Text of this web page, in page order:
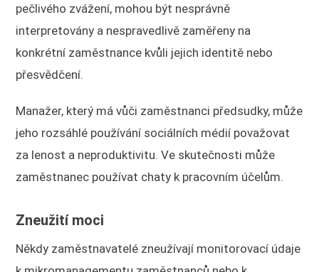
pečlivého zvážení, mohou být nesprávně
interpretovány a nespravedlivě zaměřeny na
konkrétní zaměstnance kvůli jejich identitě nebo
přesvědčení.
Manažer, který má vůči zaměstnanci předsudky, může
jeho rozsáhlé používání sociálních médií považovat
za lenost a neproduktivitu. Ve skutečnosti může
zaměstnanec používat chaty k pracovním účelům.
Zneužití moci
Někdy zaměstnavatelé zneužívají monitorovací údaje